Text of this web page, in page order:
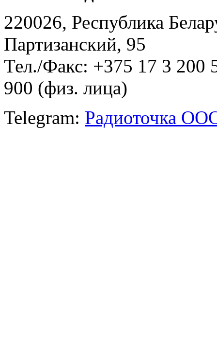
220026, Республика
Партизанский, 95
Тел./Факс: +375 17 3
900 (физ. лица)
Telegram: Радиоточка